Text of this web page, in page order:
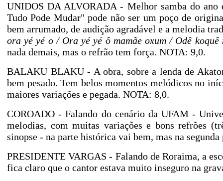
UNIDOS DA ALVORADA - Melhor samba do
Tudo Pode Mudar" pode não ser um poço de
bem arrumado, de audição agradável e a melodia
ora yé yé o / Ora yé yé ô mamãe oxum / Odê
nada demais, mas o refrão tem força. NOTA: 9,0.
BALAKU BLAKU - A obra, sobre a lenda de
bem pesado. Tem belos momentos melódicos no
maiores variações e pegada. NOTA: 8,0.
COROADO - Falando do cenário da UFAM -
melodias, com muitas variações e bons refrões
sinopse - na parte histórica vai bem, mas na
PRESIDENTE VARGAS - Falando de Roraima, a
fica claro que o cantor estava muito inseguro na